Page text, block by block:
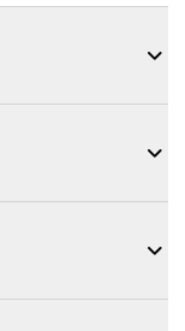


